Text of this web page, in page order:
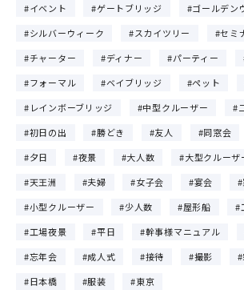
イベント
ゲートブリッジ
ゴールデン
シルバーウィーク
スカイツリー
セミ
チャーター
ディナー パーティー
フォーマル
ベイブリッジ ペット
レインボーブリッジ
中型クルーザー
初日の出
勝どき 友人 同窓会
夕日
夜景 大人数 大型クルーザ
天王洲
夫婦 女子会 宴会
小型クルーザー
少人数 屋形船
工場夜景
平日 幹事様マニュアル
忘年会
成人式 接待 撮影
日本橋
服装 東京